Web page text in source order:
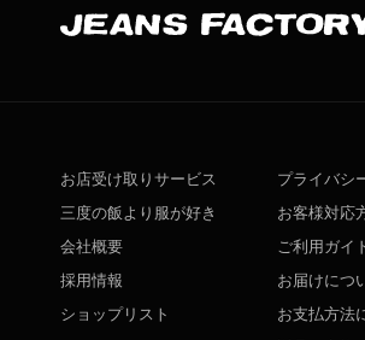
お店受け取りサービス
三度の飯より服が好き
会社概要
採用情報
ショップリスト
プライバシ
お客様対応
ご利用ガイ
お届けにつ
お支払方法